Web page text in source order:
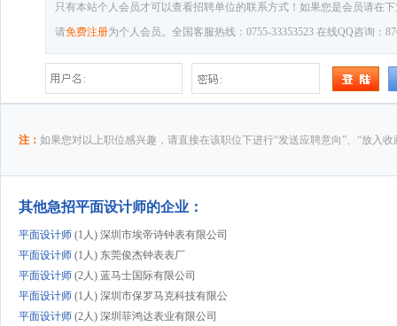
只有本站个人会员才可以查看招聘单位的联系方式！如果您是会员请在
请免费注册为个人会员。全国客服热线：0755-33353523 在线QQ咨询：
注： 如果您对以上职位感兴趣，请直接在该职位下进行“发送应聘意向”、“放入
其他急招平面设计师的企业：
平面设计师 (1人) 深圳市埃帝诗钟表有限公司
平面设计师 (1人) 东莞俊杰钟表表厂
平面设计师 (2人) 蓝马士国际有限公司
平面设计师 (1人) 深圳市保罗马克科技有限公
平面设计师 (2人) 深圳菲鸿达表业有限公司